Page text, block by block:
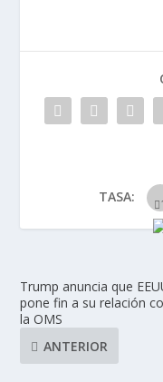
TASA:
Trump anuncia que
pone fin a su relación
la OMS
ANTERIOR